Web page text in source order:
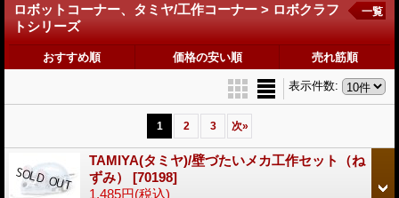
ロボットコーナー、タミヤ/工作コーナー > ロボクラフ
トシリーズ
一覧
おすすめ順 価格の安い順 売れ筋順
表示件数:
1 2 3 次»
TAMIYA(タミヤ)/壁づたいメカ工作セット（ね
ずみ） [70198]
1,485円(税込)